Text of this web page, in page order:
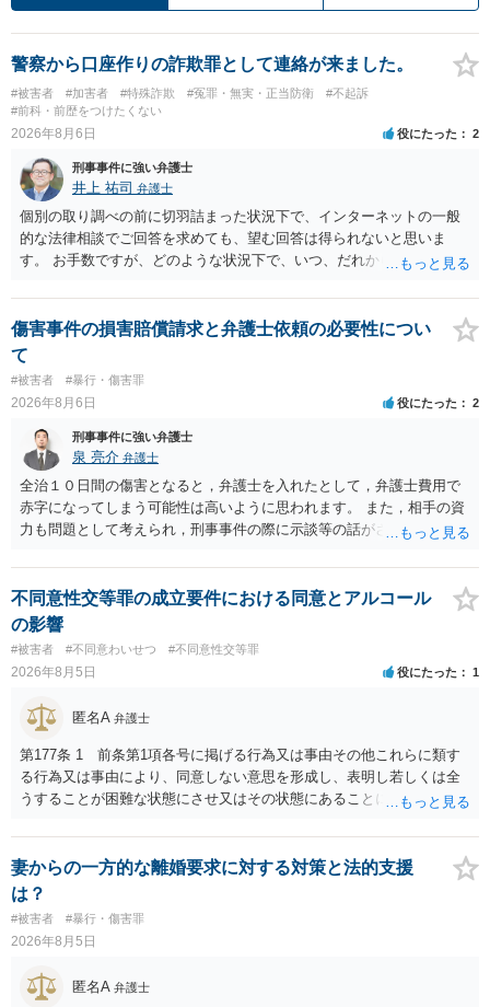
警察から口座作りの詐欺罪として連絡が来ました。
#被害者 #加害者 #特殊詐欺 #冤罪・無実・正当防衛
#不起訴
#前科・前歴をつけたくない
2026年8月6日 役にたった 2
刑事事件に強い弁護士
井上 祐司 弁護士
個別の取り調べの前に切羽詰まった状況下で、インターネットの一般
的な法律相談でご回答を求めても、望む回答は得られないと思いま
す。 お手数ですが、どのような状況下で、いつ、だれからどのような
の程度だと聞いているのかということについて、お近くで詳細な法律
相談を受けられたうえで対処方法を探された方がよいと思われます。
一般論でいえば、任意取り調べの場合、ＩＣレコーダーを持参して取
り調べ内容を録音することは必須だと考えます。
傷害事件の損害賠償請求と弁護士依頼の必要性につい
て
#被害者 #暴行・傷害罪
2026年8月6日 役にたった 2
刑事事件に強い弁護士
泉 亮介 弁護士
全治１０日間の傷害となると，弁護士を入れたとして，弁護士費用で
赤字になってしまう可能性は高いように思われます。 また，相手の資
力も問題として考えられ，刑事事件の際に示談等の話がされなかった
う。
不同意性交等罪の成立要件における同意とアルコール
の影響
#被害者 #不同意わいせつ #不同意性交等罪
2026年8月5日 役にたった 1
匿名A 弁護士
第177条 1 前条第1項各号に掲げる行為又は事由その他これらに類す
る行為又は事由により、同意しない意思を形成し、表明し若しくは全
うすることが困難な状態にさせ又はその状態にあることに乗じて、性
く。）若しくは物を挿入する行為であってわいせつなもの（以下この
条及び第179条第2項において「性交等」という。）をした者は、婚姻
関係の有無にかかわらず、5年以上の有期拘禁刑に処する。 第176条 1
次に掲げる行為又は事由その他これらに類する行為又は事由により、
同意しない意思を形成し、表明し若しくは全うすることが困難な状態
にさせ又はその状態にあることに乗じて、わいせつな行為をした者
は、婚姻関係の有無にかかわらず、6月以上10年以下の拘禁刑に処す
る。 ③アルコール若しくは薬物を摂取させること又はそれらの影響が
妻からの一方的な離婚要求に対する対策と法的支援
は？
#被害者 #暴行・傷害罪
2026年8月5日
匿名A 弁護士